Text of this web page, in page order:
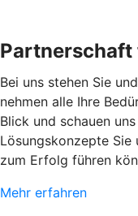
Partnerschaft
Bei uns stehen Sie
nehmen alle Ihre
Blick und schauen
Lösungskonzepte Sie
zum Erfolg führen
Mehr erfahren